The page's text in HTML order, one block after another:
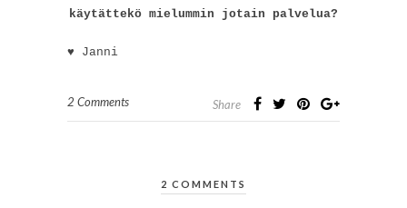
käytättekö mielummin jotain palvelua?
♥ Janni
2 Comments Share
2 COMMENTS